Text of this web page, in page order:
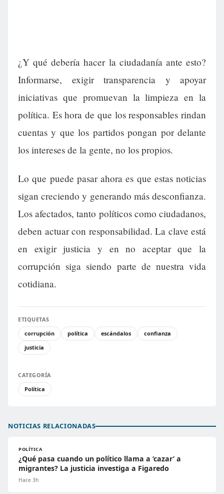
¿Y qué debería hacer la ciudadanía ante esto?
Informarse, exigir transparencia y apoyar
iniciativas que promuevan la limpieza en la
política. Es hora de que los responsables rindan
cuentas y que los partidos pongan por delante
los intereses de la gente, no los propios.
Lo que puede pasar ahora es que estas noticias
sigan creciendo y generando más desconfianza.
Los afectados, tanto políticos como ciudadanos,
deben actuar con responsabilidad. La clave está
en exigir justicia y en no aceptar que la
corrupción siga siendo parte de nuestra vida
cotidiana.
ETIQUETAS
corrupción
política escándalos
confianza
justicia
CATEGORÍA
Política
NOTICIAS RELACIONADAS
POLÍTICA
¿Qué pasa cuando un político llama a ‘cazar’ a
migrantes? La justicia investiga a Figaredo
Hace 3h